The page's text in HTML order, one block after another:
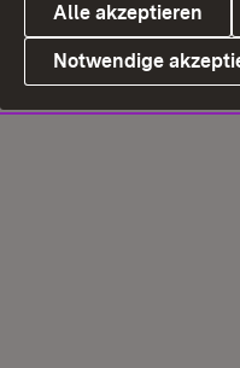
Alle akzeptieren
Notwendige